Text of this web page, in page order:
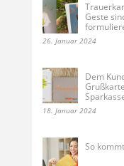
Geste
26. Januar 2024
Dem
18. Januar 2024
So